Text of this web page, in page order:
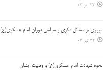
22 تیر 03
مروری بر مسائل فکری و سیاسی دوران امام عسکری(ع)
22 تیر 03
نحوه شهادت امام عسکری(ع) و وصیت ایشان